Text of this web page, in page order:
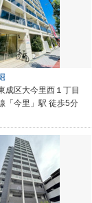
成区大今里西１丁目
「今里」駅 徒歩5分